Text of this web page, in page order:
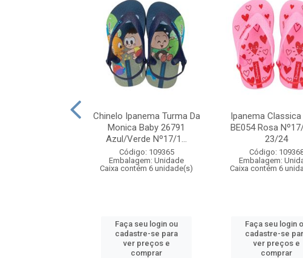
Chinelo Ipanema Turma Da
Monica Baby 26791
Azul/Verde Nº17/1...
Código: 109365
Embalagem: Unidade
Caixa contém 6 unidade(s)
Faça seu login ou
cadastre-se para
ver preços e
comprar
Ipanema Classica
BE054 Rosa
23/24
Código:
Embalagem:
Caixa contém 6
Faça seu login
cadastre-se
ver preços e
comprar